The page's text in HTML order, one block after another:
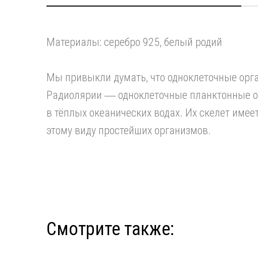
Материалы: серебро 925, белый родий
Мы привыкли думать, что одноклеточные
Радиолярии ― одноклеточные планктонные
в тёплых океанических водах. Их скелет
этому виду простейших организмов.
Смотрите также: